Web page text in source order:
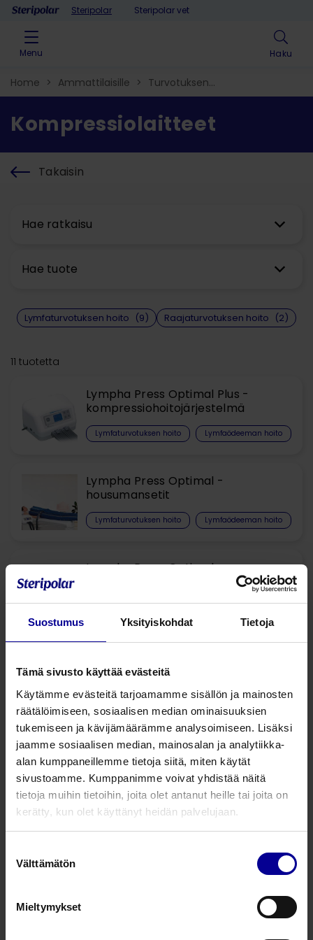
Suostumus Yksityiskohdat Tietoja
Tämä sivusto käyttää evästeitä
Käytämme evästeitä tarjoamamme sisällön ja mainosten
räätälöimiseen, sosiaalisen median ominaisuuksien
tukemiseen ja kävijämäärämme analysoimiseen. Lisäksi
jaamme sosiaalisen median, mainosalan ja analytiikka-
alan kumppaneillemme tietoja siitä, miten käytät
sivustoamme. Kumppanimme voivat yhdistää näitä
tietoja muihin tietoihin, joita olet antanut heille tai joita on
kerätty, kun olet käyttänyt heidän palvelujaan.
valinta
Välttämätön
Mieltymykset
Skip to contentSteripolar Steripolar vet
Menu Haku
Hae ratkaisu
Hae tuote
Home > Ammattilaisille > Turvotuksen
hoito > Kompressiolaitteet​
Kompressiolaitteet​
Takaisin
Lymfaturvotuksen hoito​ (9) Raajaturvotuksen hoito​ (2)
11 tuotetta
Lympha Press Optimal Plus -
kompressiohoitojärjestelmä
Lymfaturvotuksen hoito​ Lymfaödeeman hoito
Lympha Press Optimal -
housumansetit
Lymfaturvotuksen hoito​ Lymfaödeeman hoito
Lympha Press Optimal –
LymphaPod housumansetti
Lymfaturvotuksen hoito​ Lymfaödeeman hoito
Lympha Press Optimal -
takkimansetti
Lymfaturvotuksen hoito​ Lymfaödeeman hoito
Lympha Press Optimal Comfy-
yläraajamansetti (1/2 takki)
Lymfaturvotuksen hoito​ Lymfaödeeman hoito
alaraajamansetti tarrakiinnityksellä
Lymfaödeeman hoito